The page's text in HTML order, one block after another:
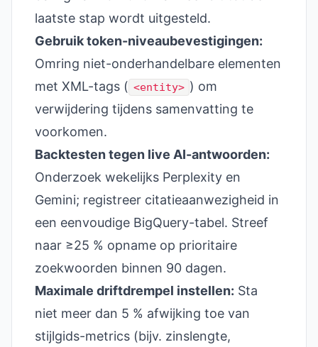
laatste stap wordt uitgesteld.
Gebruik token-niveaubevestigingen:
Omring niet-onderhandelbare elementen
met XML-tags ( <entity> ) om
verwijdering tijdens samenvatting te
voorkomen.
Backtesten tegen live AI-antwoorden:
Onderzoek wekelijks Perplexity en
Gemini; registreer citatieaanwezigheid in
een eenvoudige BigQuery-tabel. Streef
naar ≥25 % opname op prioritaire
zoekwoorden binnen 90 dagen.
Maximale driftdrempel instellen: Sta
niet meer dan 5 % afwijking toe van
stijlgids-metrics (bijv. zinslengte,